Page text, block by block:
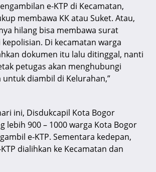
e-KTP di Kecamatan,
membawa KK atau Suket. Atau,
hilang bisa membawa surat
Di kecamatan warga
dokumen itu lalu ditinggal, nanti
petugas akan menghubungi
diambil di Kelurahan,”
ini, Disdukcapil Kota Bogor
lebih 900 – 1000 warga Kota Bogor
e-KTP. Sementara kedepan,
dialihkan ke Kecamatan dan